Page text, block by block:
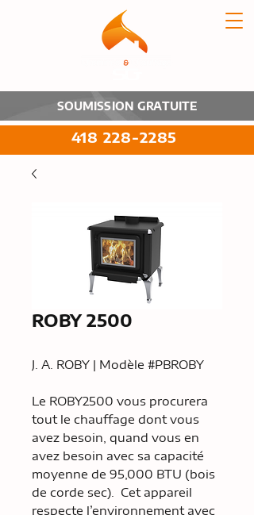
418 228-2285
SOUMISSION GRATUITE
ROBY 2500
J. A. ROBY | Modèle #PBROBY
Le ROBY2500 vous procurera
tout le chauffage dont vous
avez besoin, quand vous en
avez besoin avec sa capacité
moyenne de 95,000 BTU (bois
de corde sec). Cet appareil
respecte l’environnement avec